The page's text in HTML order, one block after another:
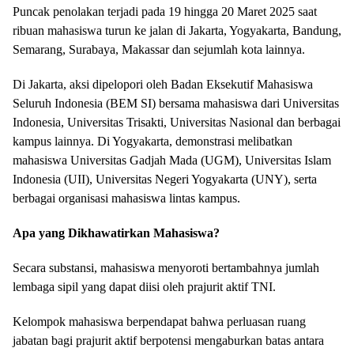
Puncak penolakan terjadi pada 19 hingga 20 Maret 2025 saat
ribuan mahasiswa turun ke jalan di Jakarta, Yogyakarta, Bandung,
Semarang, Surabaya, Makassar dan sejumlah kota lainnya.
Di Jakarta, aksi dipelopori oleh Badan Eksekutif Mahasiswa
Seluruh Indonesia (BEM SI) bersama mahasiswa dari Universitas
Indonesia, Universitas Trisakti, Universitas Nasional dan berbagai
kampus lainnya. Di Yogyakarta, demonstrasi melibatkan
mahasiswa Universitas Gadjah Mada (UGM), Universitas Islam
Indonesia (UII), Universitas Negeri Yogyakarta (UNY), serta
berbagai organisasi mahasiswa lintas kampus.
Apa yang Dikhawatirkan Mahasiswa?
Secara substansi, mahasiswa menyoroti bertambahnya jumlah
lembaga sipil yang dapat diisi oleh prajurit aktif TNI.
Kelompok mahasiswa berpendapat bahwa perluasan ruang
jabatan bagi prajurit aktif berpotensi mengaburkan batas antara